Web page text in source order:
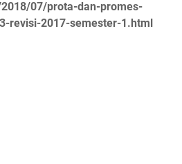
07/prota-dan-promes-
revisi-2017-semester-1.html